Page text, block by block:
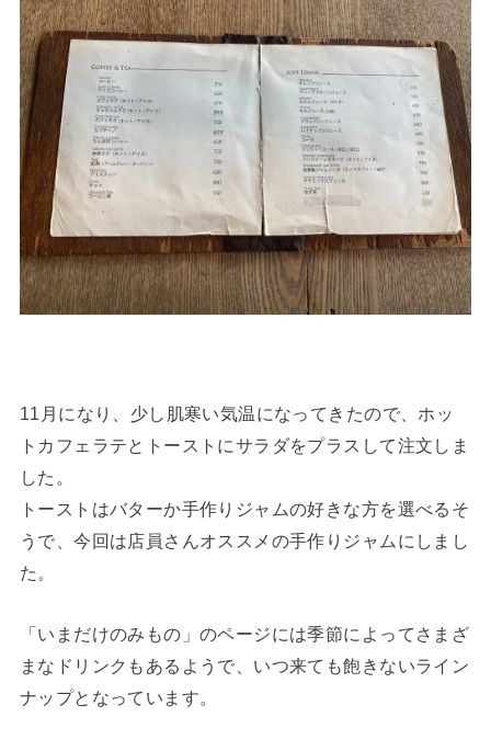
11月になり、少し肌寒い気温になってきたので、ホッ
トカフェラテとトーストにサラダをプラスして注文しま
した。
トーストはバターか手作りジャムの好きな方を選べるそ
うで、今回は店員さんオススメの手作りジャムにしまし
た。
「いまだけのみもの」のページには季節によってさまざ
まなドリンクもあるようで、いつ来ても飽きないライン
ナップとなっています。